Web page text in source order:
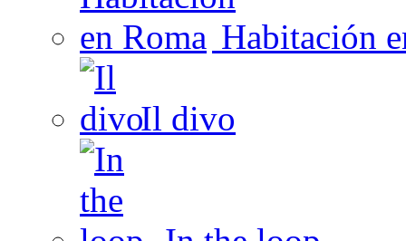
Habitación
Il divo